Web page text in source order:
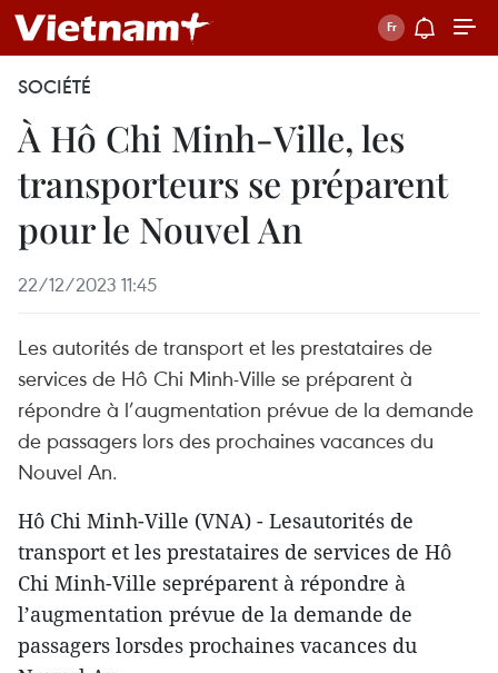
SOCIÉTÉ
À Hô Chi Minh-Ville, les
transporteurs se préparent
pour le Nouvel An
22/12/2023 11:45
Les autorités de transport et les prestataires de
services de Hô Chi Minh-Ville se préparent à
répondre à l’augmentation prévue de la demande
de passagers lors des prochaines vacances du
Nouvel An.
Hô Chi Minh-Ville (VNA) - Lesautorités de
transport et les prestataires de services de Hô
Chi Minh-Ville sepréparent à répondre à
l’augmentation prévue de la demande de
passagers lorsdes prochaines vacances du